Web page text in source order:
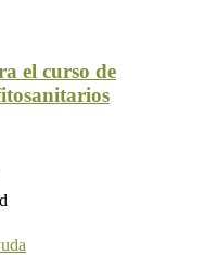
el curso de